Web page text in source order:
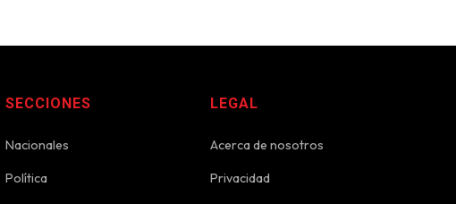
SECCIONES
Nacionales
Política
LEGAL
Acerca de nosotros
Privacidad